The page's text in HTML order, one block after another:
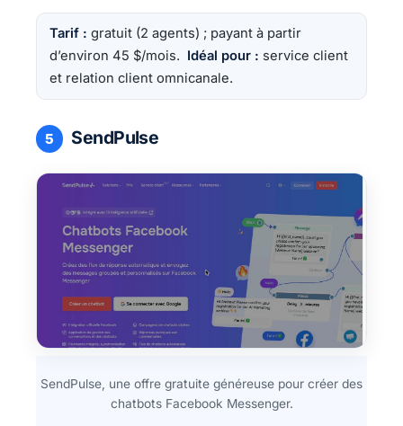
Tarif : gratuit (2 agents) ; payant à partir
d’environ 45 $/mois. Idéal pour : service client
et relation client omnicanale.
5 SendPulse
SendPulse, une offre gratuite généreuse pour créer des
chatbots Facebook Messenger.